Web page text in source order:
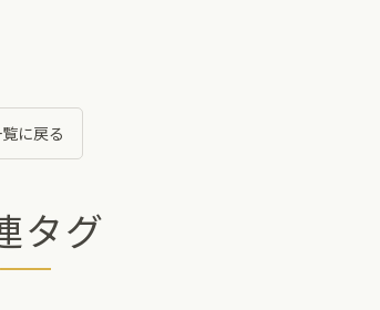
に戻る
タグ